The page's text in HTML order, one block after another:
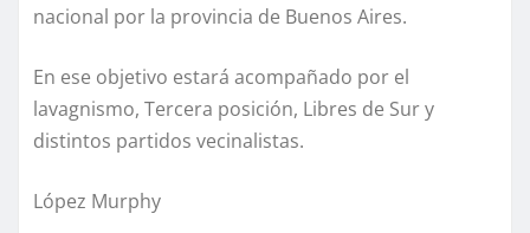
nacional por la provincia de Buenos Aires.
En ese objetivo estará acompañado por el
lavagnismo, Tercera posición, Libres de Sur y
distintos partidos vecinalistas.
López Murphy